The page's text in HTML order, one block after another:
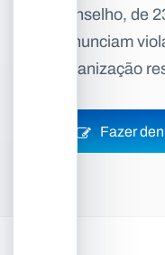
Conselho, de
denunciam
organização
Fazer